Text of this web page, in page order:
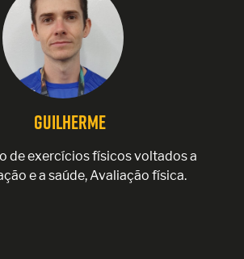
Guilherme
de exercícios físicos voltados a
e a saúde, Avaliação física.